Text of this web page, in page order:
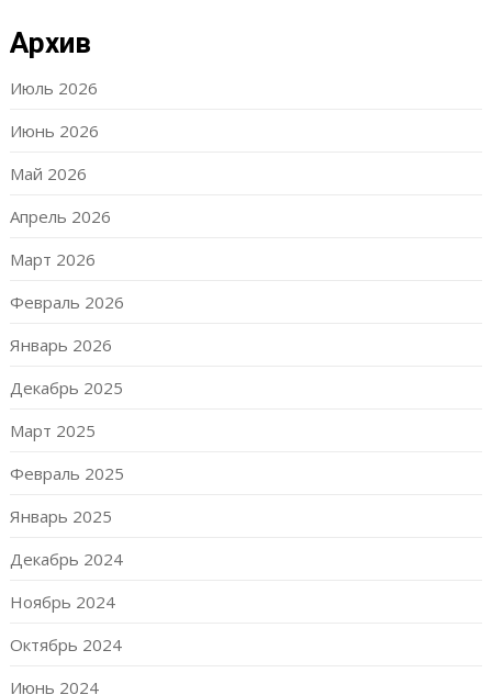
Архив
Июль 2026
Июнь 2026
Май 2026
Апрель 2026
Март 2026
Февраль 2026
Январь 2026
Декабрь 2025
Март 2025
Февраль 2025
Январь 2025
Декабрь 2024
Ноябрь 2024
Октябрь 2024
Июнь 2024